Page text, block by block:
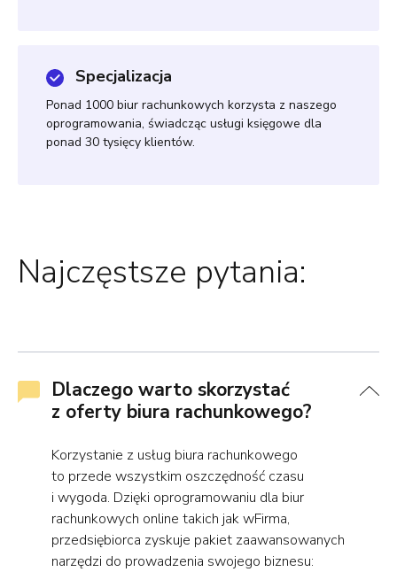
Specjalizacja
Ponad 1000 biur rachunkowych korzysta z naszego
oprogramowania, świadcząc usługi księgowe dla
ponad 30 tysięcy klientów.
Najczęstsze pytania:
Dlaczego warto skorzystać
z oferty biura rachunkowego?
Korzystanie z usług biura rachunkowego
to przede wszystkim oszczędność czasu
i wygoda. Dzięki oprogramowaniu dla biur
rachunkowych online takich jak wFirma,
przedsiębiorca zyskuje pakiet zaawansowanych
narzędzi do prowadzenia swojego biznesu: